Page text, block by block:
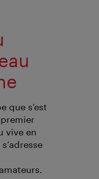
que s’est
vive en